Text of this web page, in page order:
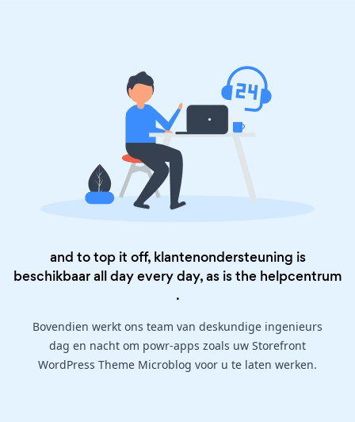
and to top it off, klantenondersteuning is
beschikbaar all day every day, as is the helpcentrum
.
Bovendien werkt ons team van deskundige ingenieurs
dag en nacht om powr-apps zoals uw Storefront
WordPress Theme Microblog voor u te laten werken.